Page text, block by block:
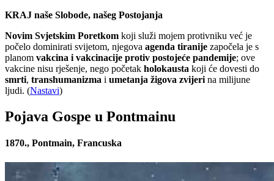
KRAJ naše Slobode, našeg Postojanja
Novim Svjetskim Poretkom koji služi mojem protivniku već je
počelo dominirati svijetom, njegova agenda tiranije započela je s
planom vakcina i vakcinacije protiv postojeće pandemije; ove
vakcine nisu rješenje, nego početak holokausta koji će dovesti do
smrti, transhumanizma i umetanja žigova zvijeri na milijune
ljudi. (Nastavi)
Pojava Gospe u Pontmainu
1870., Pontmain, Francuska